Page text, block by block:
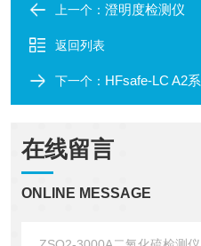
上一个： 澄明度检测仪
返回列表
下一个： HFsafe-LC A2
在线留言
ONLINE MESSAGE